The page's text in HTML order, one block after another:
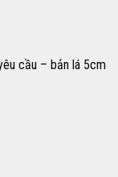
cầu – bản lá 5cm